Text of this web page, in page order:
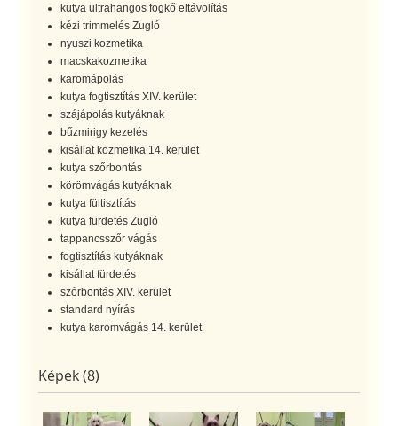
kutya ultrahangos fogkő eltávolítás
kézi trimmelés Zugló
nyuszi kozmetika
macskakozmetika
karomápolás
kutya fogtisztítás XIV. kerület
szájápolás kutyáknak
bűzmirigy kezelés
kisállat kozmetika 14. kerület
kutya szőrbontás
körömvágás kutyáknak
kutya fültisztítás
kutya fürdetés Zugló
tappancsszőr vágás
fogtisztítás kutyáknak
kisállat fürdetés
szőrbontás XIV. kerület
standard nyírás
kutya karomvágás 14. kerület
Képek (8)